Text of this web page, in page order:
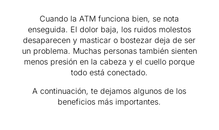
Cuando la ATM funciona bien, se nota
enseguida. El dolor baja, los ruidos molestos
desaparecen y masticar o bostezar deja de ser
un problema. Muchas personas también sienten
menos presión en la cabeza y el cuello porque
todo está conectado.
A continuación, te dejamos algunos de los
beneficios más importantes.